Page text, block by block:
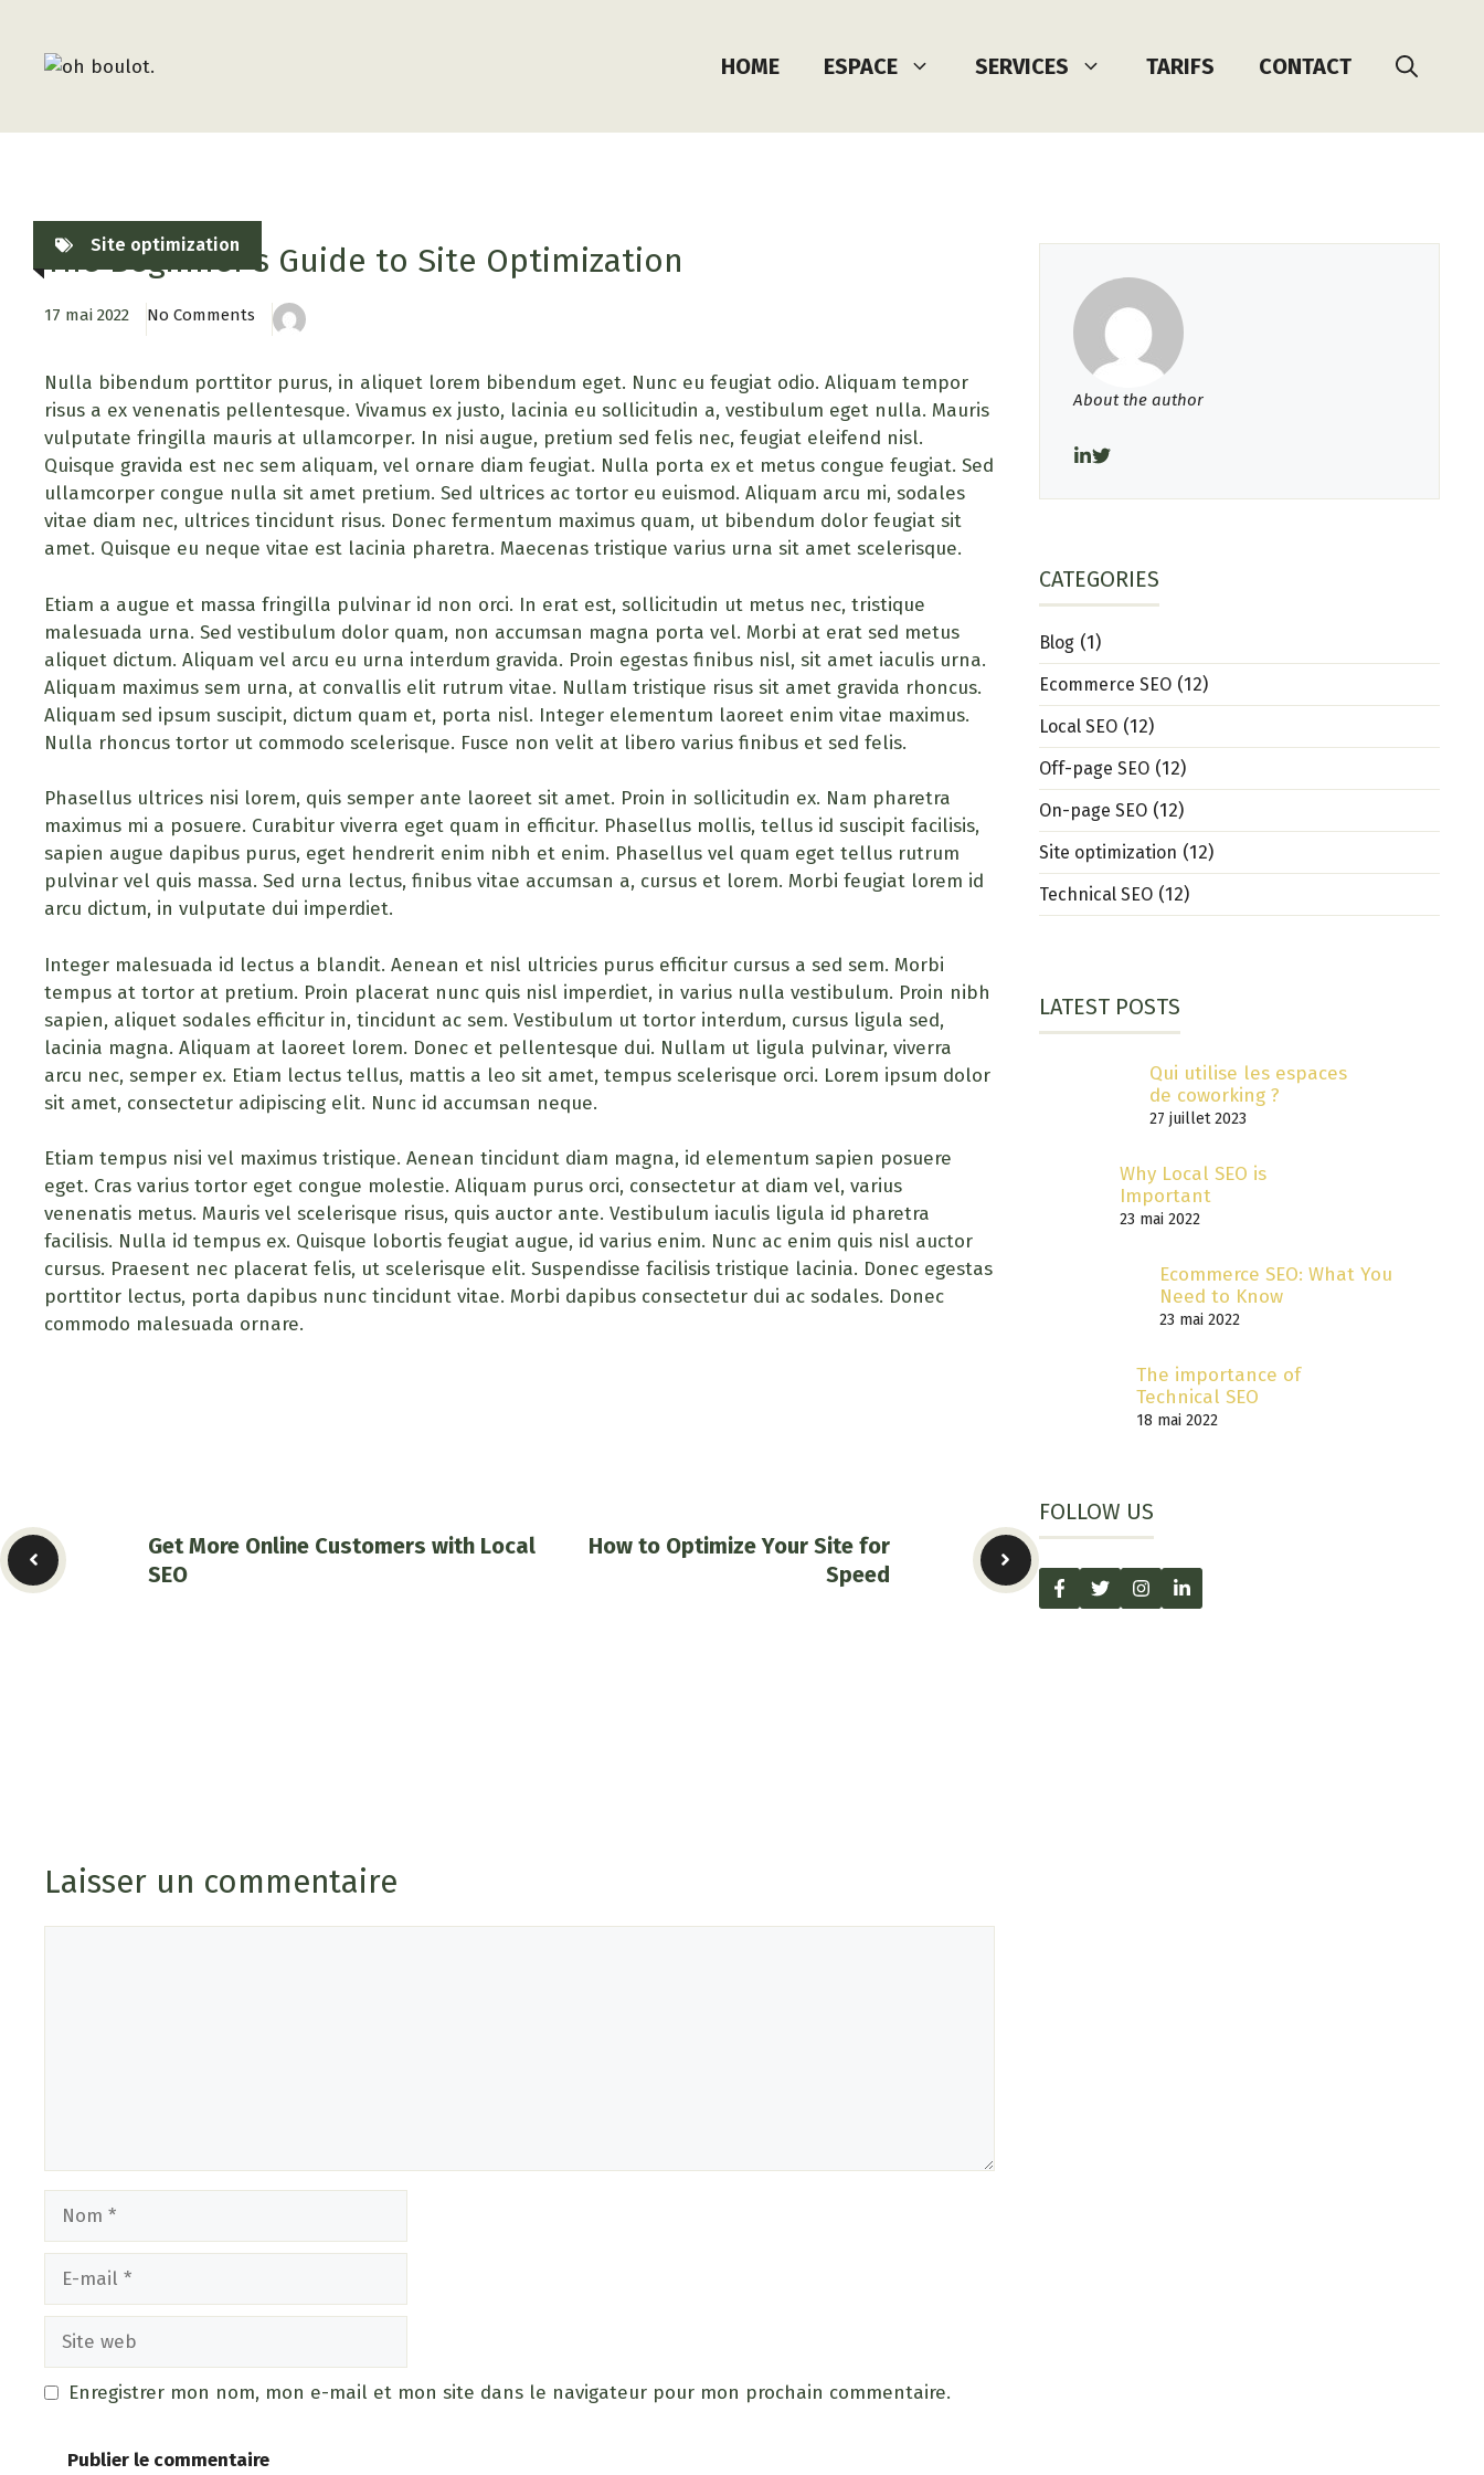
HOME ESPACE SERVICES TARIFS CONTACT
Site optimization
The Beginner’s Guide to Site Optimization
17 mai 2022 No Comments
Nulla bibendum porttitor purus, in aliquet lorem bibendum eget. Nunc eu feugiat odio. Aliquam tempor
risus a ex venenatis pellentesque. Vivamus ex justo, lacinia eu sollicitudin a, vestibulum eget nulla. Mauris
vulputate fringilla mauris at ullamcorper. In nisi augue, pretium sed felis nec, feugiat eleifend nisl.
Quisque gravida est nec sem aliquam, vel ornare diam feugiat. Nulla porta ex et metus congue feugiat. Sed
ullamcorper congue nulla sit amet pretium. Sed ultrices ac tortor eu euismod. Aliquam arcu mi, sodales
vitae diam nec, ultrices tincidunt risus. Donec fermentum maximus quam, ut bibendum dolor feugiat sit
amet. Quisque eu neque vitae est lacinia pharetra. Maecenas tristique varius urna sit amet scelerisque.
Etiam a augue et massa fringilla pulvinar id non orci. In erat est, sollicitudin ut metus nec, tristique
malesuada urna. Sed vestibulum dolor quam, non accumsan magna porta vel. Morbi at erat sed metus
aliquet dictum. Aliquam vel arcu eu urna interdum gravida. Proin egestas finibus nisl, sit amet iaculis urna.
Aliquam maximus sem urna, at convallis elit rutrum vitae. Nullam tristique risus sit amet gravida rhoncus.
Aliquam sed ipsum suscipit, dictum quam et, porta nisl. Integer elementum laoreet enim vitae maximus.
Nulla rhoncus tortor ut commodo scelerisque. Fusce non velit at libero varius finibus et sed felis.
Phasellus ultrices nisi lorem, quis semper ante laoreet sit amet. Proin in sollicitudin ex. Nam pharetra
maximus mi a posuere. Curabitur viverra eget quam in efficitur. Phasellus mollis, tellus id suscipit facilisis,
sapien augue dapibus purus, eget hendrerit enim nibh et enim. Phasellus vel quam eget tellus rutrum
pulvinar vel quis massa. Sed urna lectus, finibus vitae accumsan a, cursus et lorem. Morbi feugiat lorem id
arcu dictum, in vulputate dui imperdiet.
Integer malesuada id lectus a blandit. Aenean et nisl ultricies purus efficitur cursus a sed sem. Morbi
tempus at tortor at pretium. Proin placerat nunc quis nisl imperdiet, in varius nulla vestibulum. Proin nibh
sapien, aliquet sodales efficitur in, tincidunt ac sem. Vestibulum ut tortor interdum, cursus ligula sed,
lacinia magna. Aliquam at laoreet lorem. Donec et pellentesque dui. Nullam ut ligula pulvinar, viverra
arcu nec, semper ex. Etiam lectus tellus, mattis a leo sit amet, tempus scelerisque orci. Lorem ipsum dolor
sit amet, consectetur adipiscing elit. Nunc id accumsan neque.
Etiam tempus nisi vel maximus tristique. Aenean tincidunt diam magna, id elementum sapien posuere
eget. Cras varius tortor eget congue molestie. Aliquam purus orci, consectetur at diam vel, varius
venenatis metus. Mauris vel scelerisque risus, quis auctor ante. Vestibulum iaculis ligula id pharetra
facilisis. Nulla id tempus ex. Quisque lobortis feugiat augue, id varius enim. Nunc ac enim quis nisl auctor
cursus. Praesent nec placerat felis, ut scelerisque elit. Suspendisse facilisis tristique lacinia. Donec egestas
porttitor lectus, porta dapibus nunc tincidunt vitae. Morbi dapibus consectetur dui ac sodales. Donec
commodo malesuada ornare.
Get More Online Customers with Local
SEO
How to Optimize Your Site for
Speed
Laisser un commentaire
Enregistrer mon nom, mon e-mail et mon site dans le navigateur pour mon prochain commentaire.
About the author
CATEGORIES
Blog(1)
Ecommerce SEO(12)
Local SEO(12)
Off-page SEO(12)
On-page SEO(12)
Site optimization (12)
Technical SEO(12)
LATEST POSTS
Qui utilise les espaces
de coworking ?
27 juillet 2023
Why Local SEO is
Important
23 mai 2022
Ecommerce SEO: What You
Need to Know
23 mai 2022
The importance of
Technical SEO
18 mai 2022
FOLLOW US